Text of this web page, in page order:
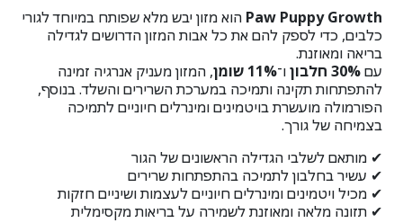
Paw Puppy Growth הוא מזון יבש מלא שפותח במיוחד לגורי
כלבים, כדי לספק להם את כל אבות המזון הדרושים לגדילה
בריאה ומאוזנת.
עם30% חלבון ו־11% שומן
, המזון מעניק אנרגיה זמינה
להתפתחות תקינה ותמיכה במערכת השרירים והשלד. בנוסף,
הפורמולה מועשרת בויטמינים ומינרלים חיוניים לתמיכה
בצמיחה של גורך.
✔ מותאם לשלבי הגדילה הראשונים של הגור
✔ עשיר בחלבון לתמיכה בהתפתחות שרירים
✔ מכיל ויטמינים ומינרלים חיוניים לעצמות ושיניים חזקות
✔ תזונה מלאה ומאוזנת לשמירה על בריאות מקסימלית